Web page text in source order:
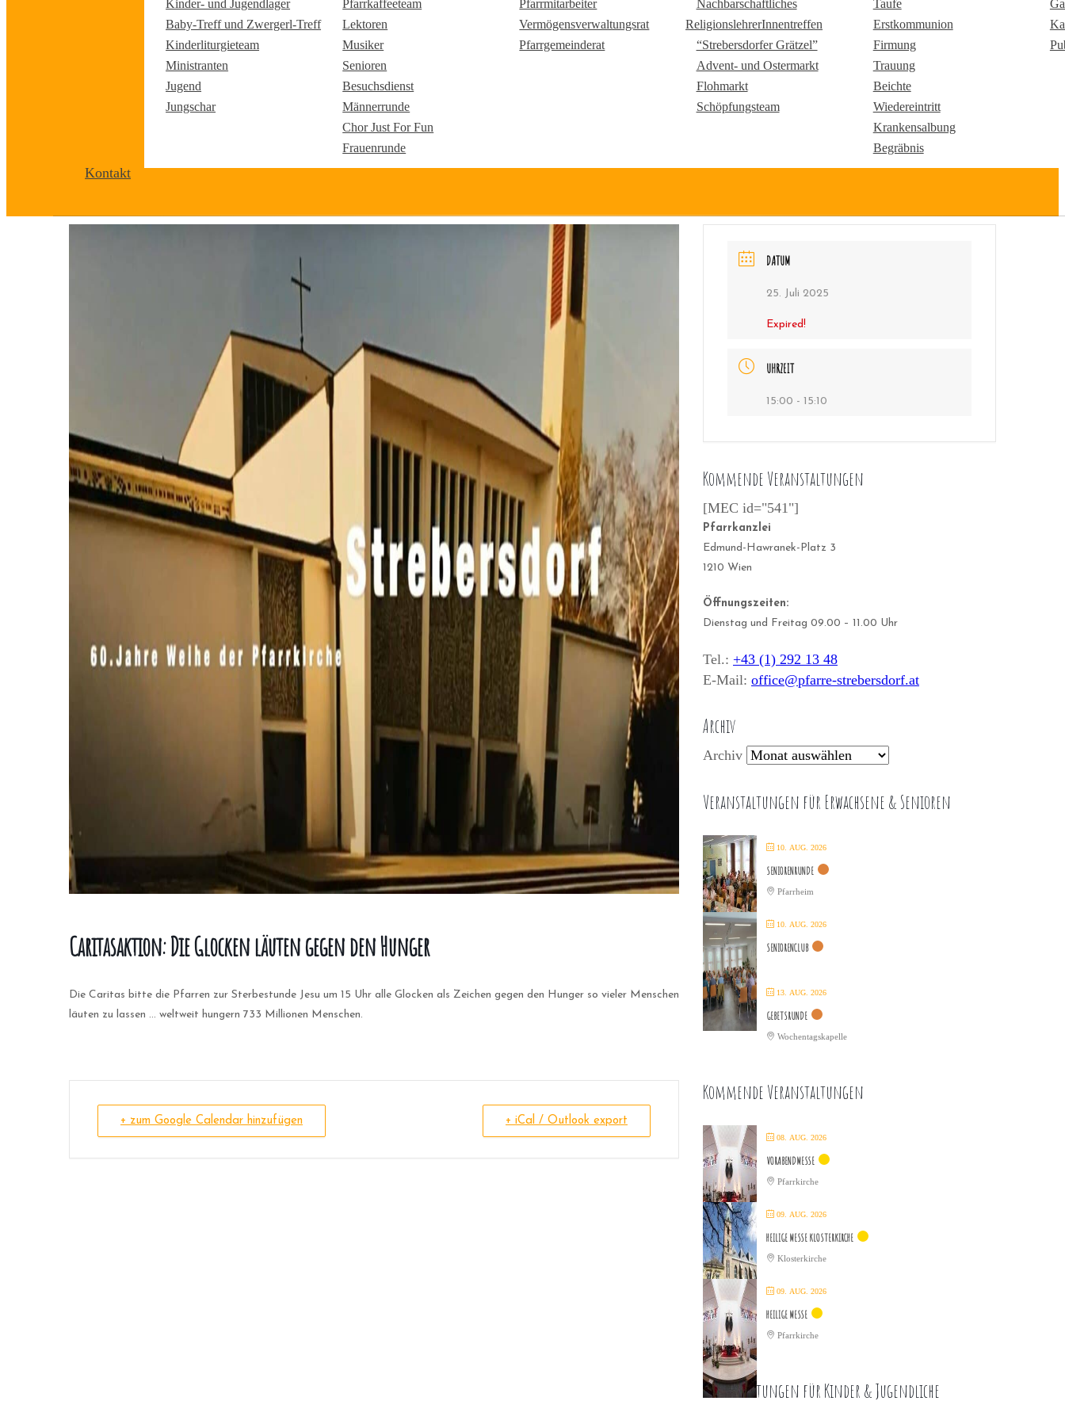
Kinder- und Jugendlager
Baby-Treff und Zwergerl-Treff
Kinderliturgieteam
Ministranten
Jugend
Jungschar
Pfarrkaffeeteam
Lektoren
Musiker
Senioren
Besuchsdienst
Männerrunde
Chor Just For Fun
Frauenrunde
Pfarrmitarbeiter
Vermögensverwaltungsrat
Pfarrgemeinderat
Nachbarschaftliches
ReligionslehrerInnentreffen
“Strebersdorfer Grätzel”
Advent- und Ostermarkt
Flohmarkt
Schöpfungsteam
Taufe
Erstkommunion
Firmung
Trauung
Beichte
Wiedereintritt
Krankensalbung
Begräbnis
Kontakt
Caritasaktion: Die Glocken läuten gegen den Hunger
Die Caritas bitte die Pfarren zur Sterbestunde Jesu um 15 Uhr alle Glocken als Zeichen gegen den Hunger so vieler Menschen
läuten zu lassen … weltweit hungern 733 Millionen Menschen.
+ zum Google Calendar hinzufügen + iCal / Outlook export
DATUM
25. Juli 2025
Expired!
UHRZEIT
15:00 - 15:10
Kommende Veranstaltungen
[MEC id="541"]
Pfarrkanzlei
Edmund-Hawranek-Platz 3
1210 Wien
Öffnungszeiten:
Dienstag und Freitag 09.00 – 11.00 Uhr
Tel.: +43 (1) 292 13 48
E-Mail: office@pfarre-strebersdorf.at
Archiv
Archiv
Veranstaltungen für Erwachsene & Senioren
10. AUG. 2026
SENIORENRUNDE
Pfarrheim
10. AUG. 2026
SENIORENCLUB
13. AUG. 2026
GEBETSRUNDE
Wochentagskapelle
Kommende Veranstaltungen
08. AUG. 2026
VORABENDMESSE
Pfarrkirche
09. AUG. 2026
HEILIGE MESSE KLOSTERKIRCHE
Klosterkirche
09. AUG. 2026
HEILIGE MESSE
Pfarrkirche
Veranstaltungen für Kinder & Jugendliche